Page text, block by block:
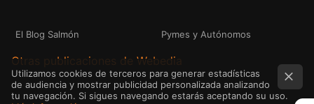
El Blog Salmón Pymes y Autónomos
Otras publicaciones de Webedia
Utilizamos cookies de terceros para generar estadísticas
de audiencia y mostrar publicidad personalizada analizando
tu navegación. Si sigues navegando estarás aceptando su uso.